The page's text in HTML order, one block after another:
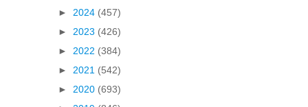
► 2024 (457)
► 2023 (426)
► 2022 (384)
► 2021 (542)
► 2020 (693)